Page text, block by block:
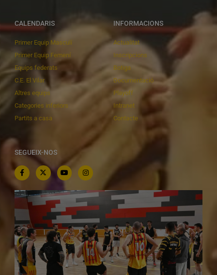
CALENDARIS
Primer Equip Masculí
Primer Equip Femení
Equips federats
C.E. El Vilar
Altres equips
Categories inferiors
Partits a casa
INFORMACIONS
Actualitat
Inscripcions
Botiga
Documentació
Playoff
Intranet
Contacte
SEGUEIX-NOS